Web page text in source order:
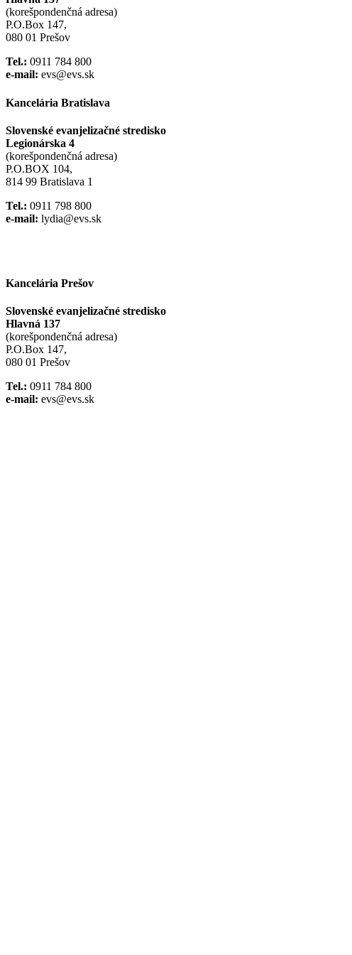
(korešpondenčná adresa)
P.O.Box 147,
080 01 Prešov
Tel.: 0911 784 800
e-mail: evs@evs.sk
Kancelária Bratislava
Slovenské evanjelizačné stredisko
Legionárska 4
(korešpondenčná adresa)
P.O.BOX 104,
814 99 Bratislava 1
Tel.: 0911 798 800
e-mail: lydia@evs.sk
Kancelária Prešov
Slovenské evanjelizačné stredisko
Hlavná 137
(korešpondenčná adresa)
P.O.Box 147,
080 01 Prešov
Tel.: 0911 784 800
e-mail: evs@evs.sk